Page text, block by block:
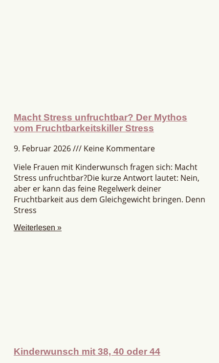
Macht Stress unfruchtbar? Der Mythos
vom Fruchtbarkeitskiller Stress
9. Februar 2026
Keine Kommentare
Viele Frauen mit Kinderwunsch fragen sich: Macht
Stress unfruchtbar?Die kurze Antwort lautet: Nein,
aber er kann das feine Regelwerk deiner
Fruchtbarkeit aus dem Gleichgewicht bringen. Denn
Stress
Weiterlesen »
Kinderwunsch mit 38, 40 oder 44